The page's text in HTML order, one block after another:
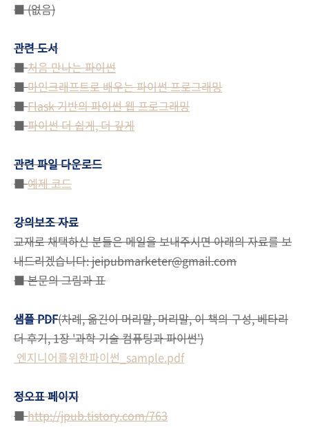
■ (없음)
관련 도서
■처음 만나는 파이썬
■마인크래프트로 배우는 파이썬 프로그래밍
■Flask 기반의 파이썬 웹 프로그래밍
■파이썬 더 쉽게, 더 깊게
관련 파일 다운로드
■예제 코드
강의보조 자료
교재로 채택하신 분들은 메일을 보내주시면 아래의 자료를 보
내드리겠습니다: jeipubmarketer@gmail.com
■ 본문의 그림과 표
샘플 PDF(차례, 옮긴이 머리말, 머리말, 이 책의 구성, 베타리
더 후기, 1장 '과학 기술 컴퓨팅과 파이썬')
엔지니어를위한파이썬_sample.pdf
정오표 페이지
■http://jpub.tistory.com/763